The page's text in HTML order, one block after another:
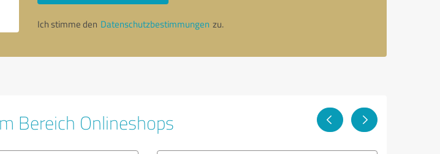
Ich stimme den Datenschutzbestimmungen zu.
Bereich Onlineshops